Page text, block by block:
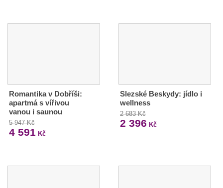
Romantika v Dobříši:
apartmá s vířivou
vanou i saunou
5 947 Kč
4 591 Kč
Slezské Beskydy: jídlo i
wellness
2 683 Kč
2 396 Kč